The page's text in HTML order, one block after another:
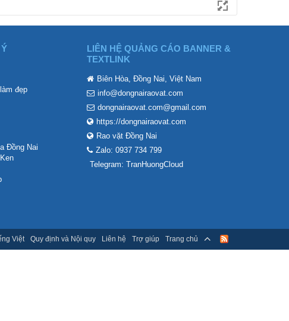
đẹp
Đồng Nai
LIÊN HỆ QUẢNG CÁO BANNER &
TEXTLINK
Biên Hòa, Đồng Nai, Việt Nam
info@dongnairaovat.com
dongnairaovat.com@gmail.com
https://dongnairaovat.com
Rao vặt Đồng Nai
Zalo: 0937 734 799
Telegram: TranHuongCloud
Việt Quy định và Nội quy Liên hệ Trợ giúp Trang chủ